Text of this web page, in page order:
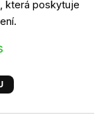
, která poskytuje